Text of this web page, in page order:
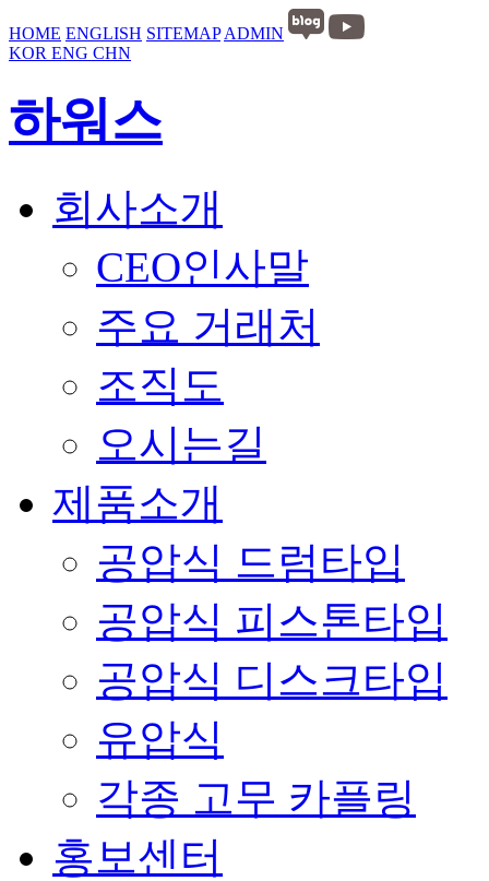
HOME ENGLISH SITEMAP ADMIN
KOR ENG CHN
하워스
회사소개
CEO인사말
주요 거래처
조직도
오시는길
제품소개
공압식 드럼타입
공압식 피스톤타입
공압식 디스크타입
유압식
각종 고무 카플링
홍보센터